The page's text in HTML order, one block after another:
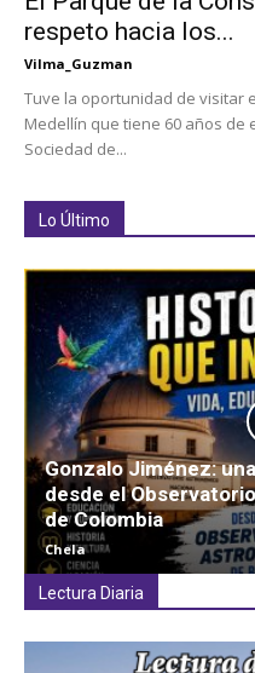
respeto hacia los...
Vilma_Guzman
Tuve la oportunidad de visitar
Medellín que tiene 60 años
Sociedad de...
Lo Último
Gonzalo Jiménez:
desde el
de Colombia
Chela
Lectura Diaria